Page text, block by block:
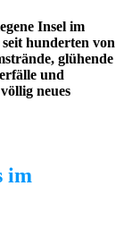
Insel im
hunderten von
glühende
und
neues
im